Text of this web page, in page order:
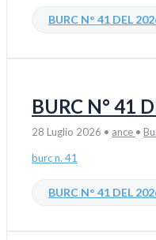
BURC N° 41 DEL
BURC N° 41
28 Luglio 2026 • ance •
burc n. 41
BURC N° 41 DEL